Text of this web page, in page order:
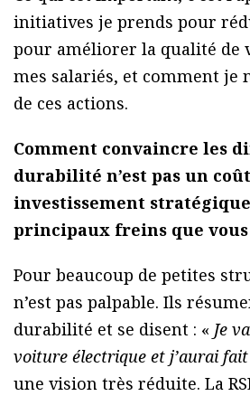
initiatives je prends pour
pour améliorer la qualité de
mes salariés, et comment je
de ces actions.
Comment convaincre les
durabilité n’est pas un
investissement
principaux freins que
Pour beaucoup de petites
n’est pas palpable. Ils
durabilité et se disent : « Je
voiture électrique et j’aurai
une vision très réduite. La